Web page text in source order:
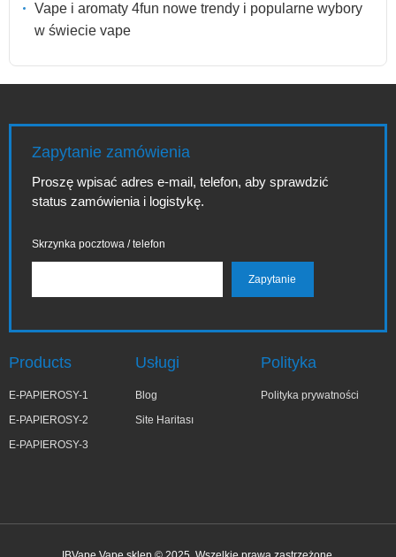
Vape i aromaty 4fun nowe trendy i popularne wybory
w świecie vape
Zapytanie zamówienia
Proszę wpisać adres e-mail, telefon, aby sprawdzić
status zamówienia i logistykę.
Skrzynka pocztowa / telefon
Products
E-PAPIEROSY-1
E-PAPIEROSY-2
E-PAPIEROSY-3
Usługi
Blog
Site Haritası
Polityka
Polityka prywatności